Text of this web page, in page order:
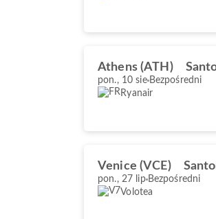
Athens (ATH)
pon., 10 sie Bezpośredni
Ryanair
Venice (VCE)
pon., 27 lip Bezpośredni
Volotea